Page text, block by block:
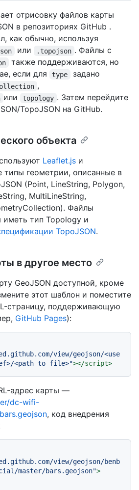
отрисовку файлов карты
в репозиториях GitHub .
как обычно, используя
или .topojson . Файлы с
также поддерживаются, но
если для
type
задано
,
или topology . Затем перейдите
TopoJSON на GitHub.
объекта
Leaflet.js и
типы геометрии, описанные в
(Point, LineString, Polygon,
MultiLineString,
Файлы
тип Topology и
TopoJSON.
в другое место
GeoJSON доступной, кроме
этот шаблон и поместите
страницу, поддерживающую
GitHub Pages):
view/geojson/<use
<path_to_file>"></script>
адрес карты —
dc-wifi-
, код внедрения
view/geojson/benb
master/bars.geojson">